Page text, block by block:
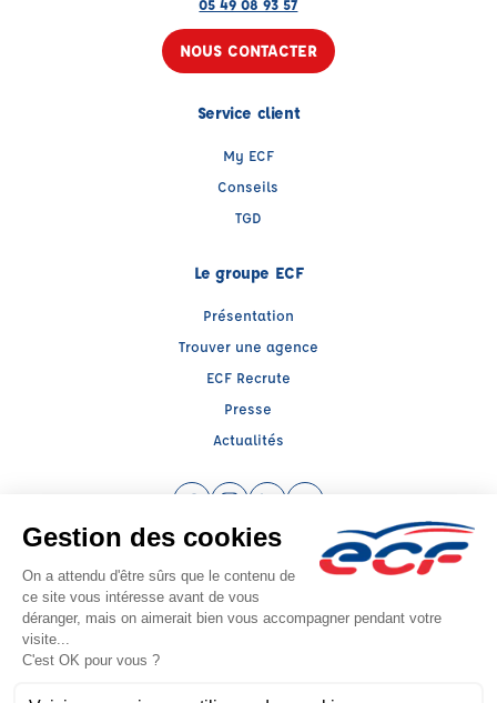
05 49 08 93 57
NOUS CONTACTER
Service client
My ECF
Conseils
TGD
Le groupe ECF
Présentation
Trouver une agence
ECF Recrute
Presse
Actualités
Facebook (nouvelle fenêtre)
Instagram (nouvelle fenêtre)
LinkedIn (nouvelle fenêtre)
YouTube (nouvelle
Raison sociale : ECF CER CENTRE ATLANTIQUE - Capital social: 2500000€
SIREN: 312379266 - Numéro de TVA intracommunautaire: FR 52 312379266
Agrément n°E1801700100
Siège social : RN 11 - Rte de la Mothe Les Champs Dorés, LA CRECHE (79260) -